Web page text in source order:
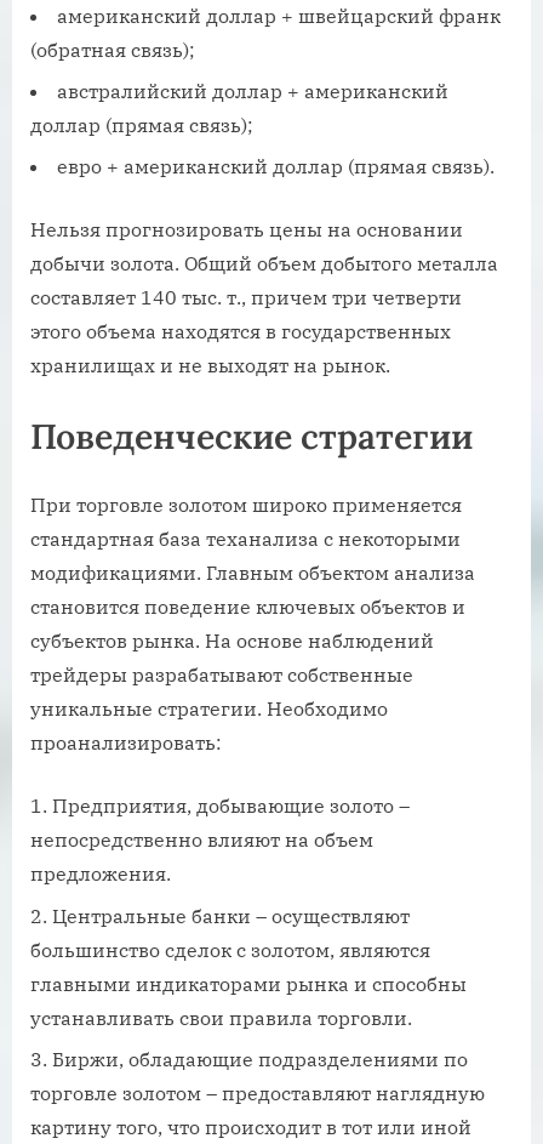
американский доллар + швейцарский франк
(обратная связь);
австралийский доллар + американский
доллар (прямая связь);
евро + американский доллар (прямая связь).
Нельзя прогнозировать цены на основании
добычи золота. Общий объем добытого металла
составляет 140 тыс. т., причем три четверти
этого объема находятся в государственных
хранилищах и не выходят на рынок.
Поведенческие стратегии
При торговле золотом широко применяется
стандартная база теханализа с некоторыми
модификациями. Главным объектом анализа
становится поведение ключевых объектов и
субъектов рынка. На основе наблюдений
трейдеры разрабатывают собственные
уникальные стратегии. Необходимо
проанализировать:
Предприятия, добывающие золото –
непосредственно влияют на объем
предложения.
Центральные банки – осуществляют
большинство сделок с золотом, являются
главными индикаторами рынка и способны
устанавливать свои правила торговли.
Биржи, обладающие подразделениями по
торговле золотом – предоставляют наглядную
картину того, что происходит в тот или иной